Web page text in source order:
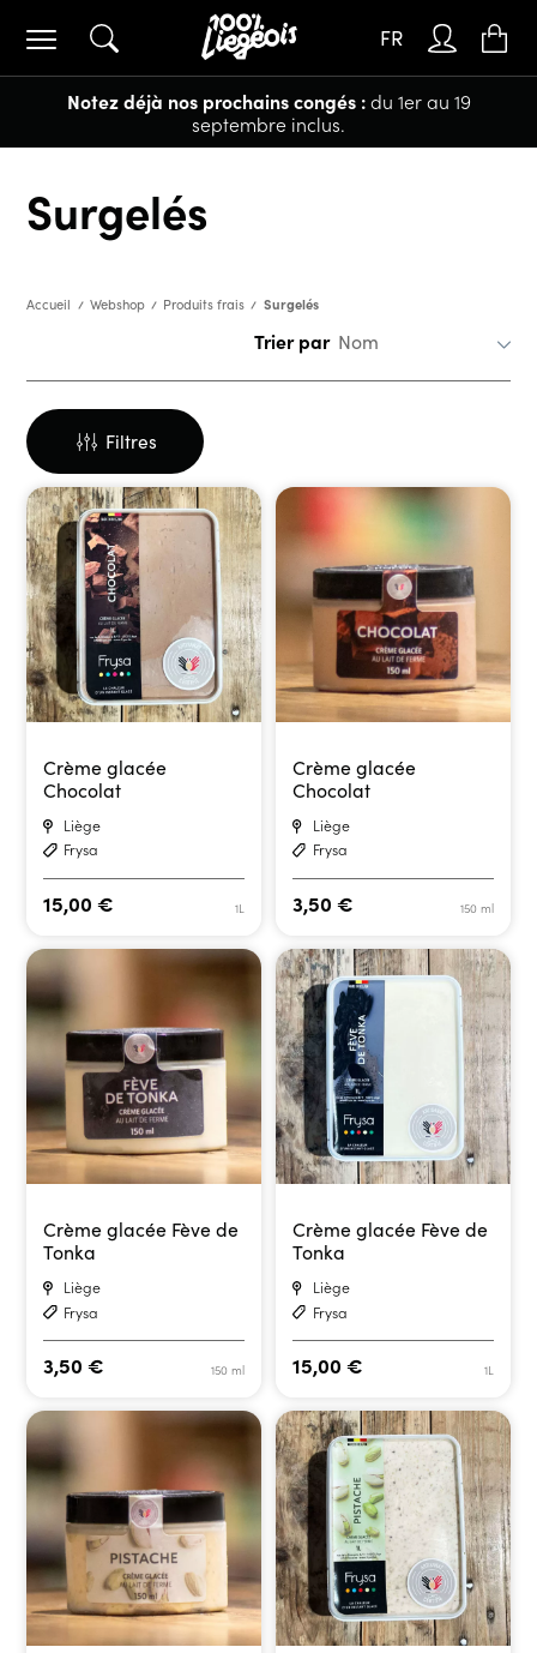
Notez déjà nos prochains congés :du 1er au 19
septembre inclus.
FR
Surgelés
Accueil Webshop Produits frais Surgelés
Trier par
Filtres
Crème glacée
Chocolat
Liège
Frysa
1L
15,00€
Crème glacée
Chocolat
Liège
Frysa
150 ml
3,50 €
Crème glacée Fève de
Tonka
Liège
Frysa
150 ml
3,50€
Crème glacée Fève de
Tonka
Liège
Frysa
1L
15,00 €